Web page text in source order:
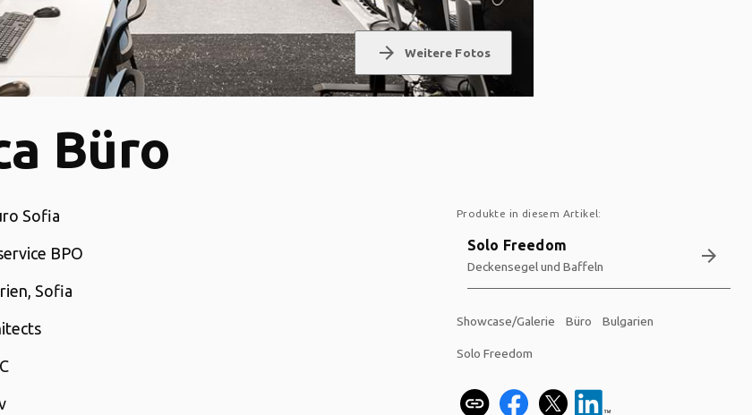
arrow_forward Weitere Fotos
Büro
Sofia
BPO
Sofia
Produkte in diesem Artikel:
Solo Freedom
Deckensegel und Baffeln arrow_forward
Showcase/Galerie Büro Bulgarien
Solo Freedom